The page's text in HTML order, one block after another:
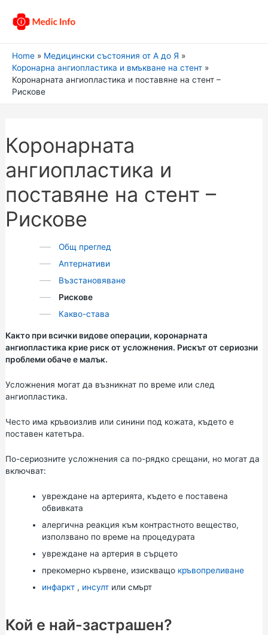
Home
Медицински състояния от А до Я
Коронарна ангиопластика и вмъкване на стент
Коронарната ангиопластика и поставяне на стент –
Рискове
Коронарната
ангиопластика и
поставяне на стент –
Рискове
Общ преглед
Аnтернативи
Възстановяване
Рискове
Какво-става
Както при всички видове операции, коронарната
ангиопластика крие риск от усложнения. Рискът от сериозни
проблеми обаче е малък.
Усложнения могат да възникнат по време или след
ангиопластика.
Често има кръвоизлив или синини под кожата, където е
поставен катетъра.
По-сериозните усложнения са по-рядко срещани, но могат да
включват:
увреждане на артерията, където е поставена
обвивката
алергична реакция към контрастното вещество,
използвано по време на процедурата
увреждане на артерия в сърцето
прекомерно кървене, изискващо кръвопреливане
инфаркт, инсултили смърт
Кой е най-застрашен?